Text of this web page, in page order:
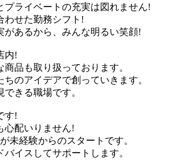
プライベートの充実は図れません!
わせた勤務シフト!
があるから、みんな明るい笑顔!
内!
品も取り扱っております。
ちのアイデアで創っていきます。
きる職場です。
す!
心配いりません!
未経験からのスタートです。
イスしてサポートします。